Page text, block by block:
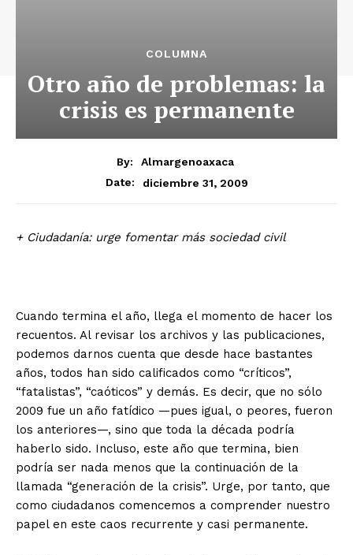
COLUMNA
Otro año de problemas: la
crisis es permanente
By:
Almargenoaxaca
Date:
diciembre 31, 2009
+ Ciudadanía: urge fomentar más sociedad civil
Cuando termina el año, llega el momento de hacer los
recuentos. Al revisar los archivos y las publicaciones,
podemos darnos cuenta que desde hace bastantes
años, todos han sido calificados como “críticos”,
“fatalistas”, “caóticos” y demás. Es decir, que no sólo
2009 fue un año fatídico —pues igual, o peores, fueron
los anteriores—, sino que toda la década podría
haberlo sido. Incluso, este año que termina, bien
podría ser nada menos que la continuación de la
llamada “generación de la crisis”. Urge, por tanto, que
como ciudadanos comencemos a comprender nuestro
papel en este caos recurrente y casi permanente.